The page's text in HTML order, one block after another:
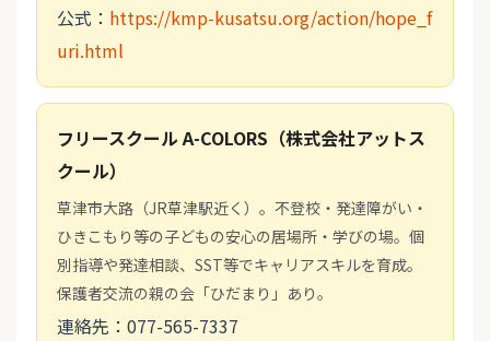
公式： https://kmp-kusatsu.org/action/hope_f
uri.html
フリースクール A-COLORS（株式会社アットス
クール）
草津市大路（JR草津駅近く）。不登校・発達障がい・
ひきこもり等の子どもの安心の居場所・学びの場。個
別指導や発達相談、SST等でキャリアスキルを育成。
保護者交流の親の会「ひだまり」あり。
連絡先：077-565-7337